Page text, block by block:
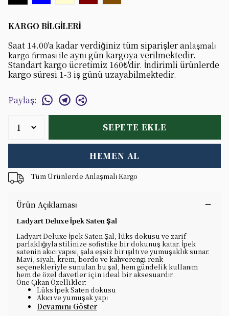
KARGO BİLGİLERİ
Saat 14.00'a kadar verdiğiniz tüm siparişler anlaşmalı
kargo firması ile aynı gün kargoya verilmektedir.
Standart kargo ücretimiz 160₺'dir. İndirimli ürünlerde
kargo süresi 1-3 iş günü uzayabilmektedir.
Paylaş:
SEPETE EKLE
HEMEN AL
Tüm Ürünlerde Anlaşmalı Kargo
Ürün Açıklaması
Ladyart Deluxe İpek Saten Şal
Ladyart Deluxe İpek Saten Şal, lüks dokusu ve zarif
parlaklığıyla stilinize sofistike bir dokunuş katar. İpek
satenin akıcı yapısı, şala eşsiz bir ışıltı ve yumuşaklık sunar.
Mavi, siyah, krem, bordo ve kahverengi renk
seçenekleriyle sunulan bu şal, hem gündelik kullanım
hem de özel davetler için ideal bir aksesuardır.
Öne Çıkan Özellikler:
Lüks İpek Saten dokusu
Akıcı ve yumuşak yapı
Devamını Göster